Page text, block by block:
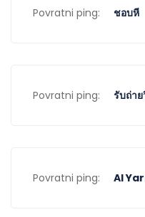
Povratni ping: ชอบหี
Povratni ping: รับถ่า
Povratni ping: Al